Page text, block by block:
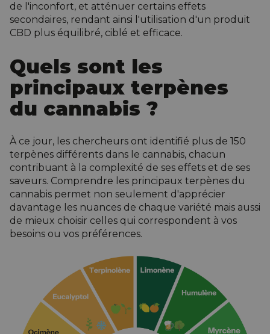
de l'inconfort, et atténuer certains effets
secondaires, rendant ainsi l'utilisation d'un produit
CBD plus équilibré, ciblé et efficace.
Quels sont les
principaux terpènes
du cannabis ?
À ce jour, les chercheurs ont identifié plus de 150
terpènes différents dans le cannabis, chacun
contribuant à la complexité de ses effets et de ses
saveurs. Comprendre les principaux terpènes du
cannabis permet non seulement d'apprécier
davantage les nuances de chaque variété mais aussi
de mieux choisir celles qui correspondent à vos
besoins ou vos préférences.